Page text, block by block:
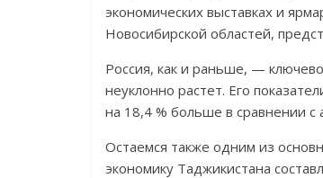
экономических выставках и
Новосибирской областей,
Россия, как и раньше, —
неуклонно растет. Его
на 18,4 % больше в сравнении
Остаемся также одним из
экономику Таджикистана